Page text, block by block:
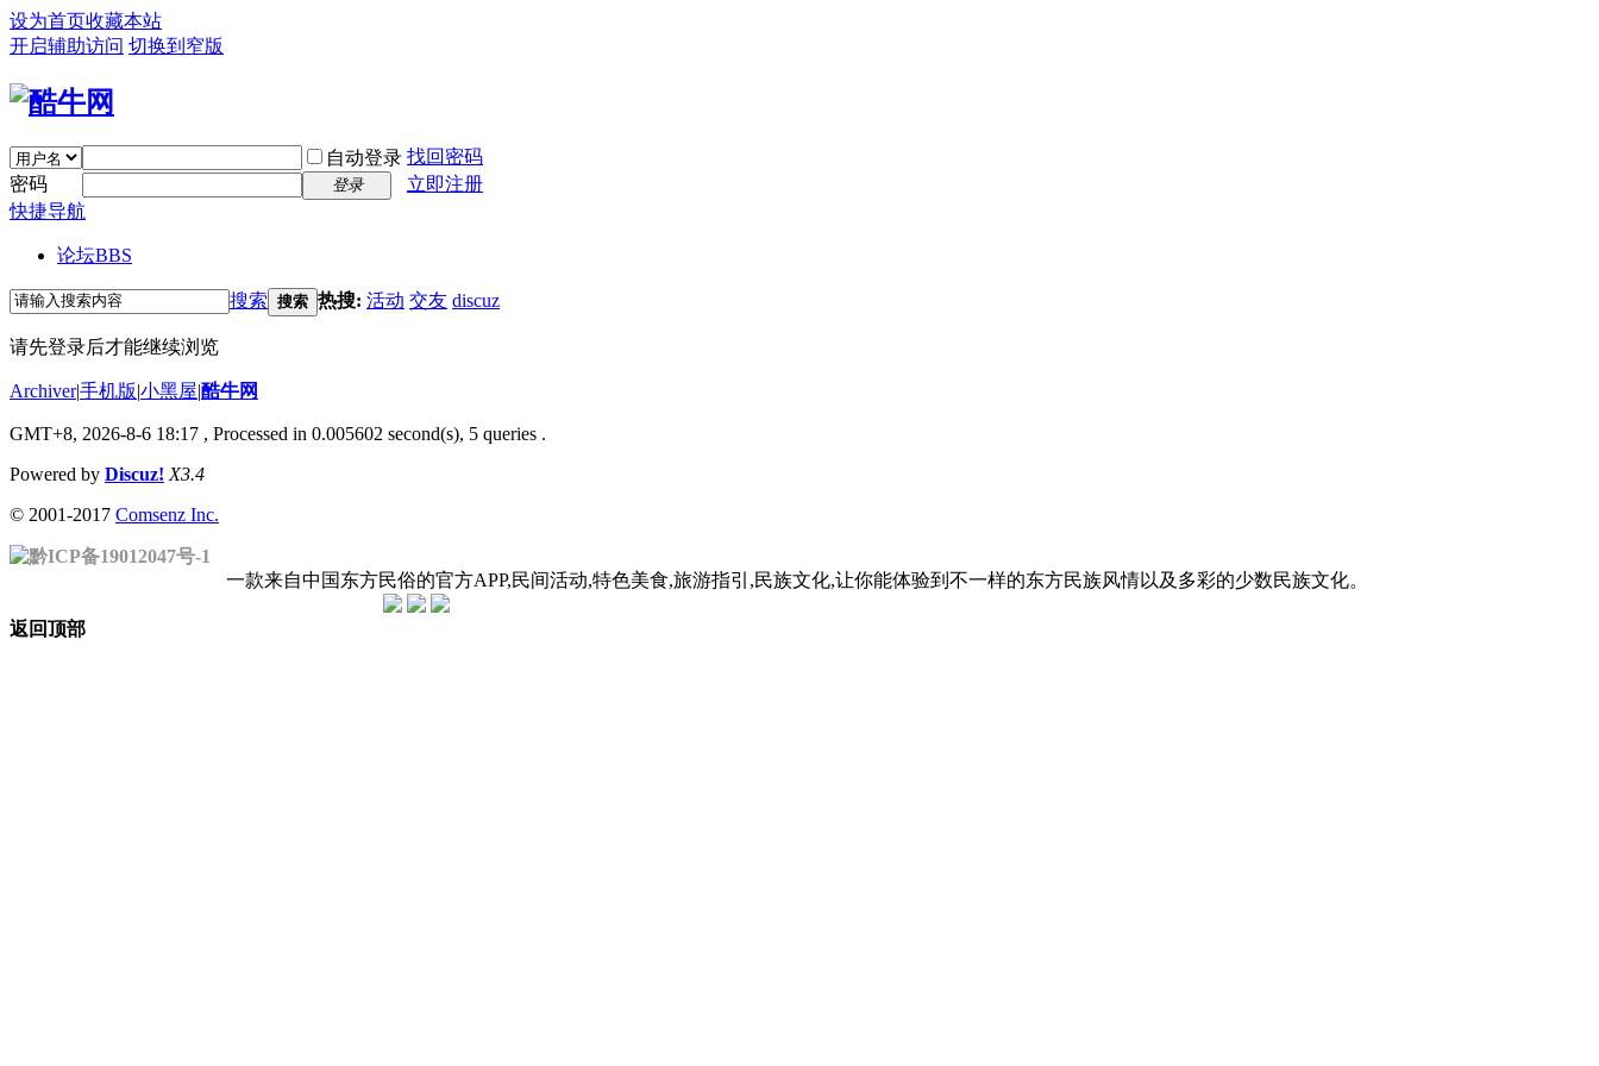
设为首页收藏本站
开启辅助访问 切换到窄版
自动登录 找回密码
密码
登录
立即注册
快捷导航
论坛BBS
搜索 搜索 热搜: 活动 交友 discuz
请先登录后才能继续浏览
Archiver|手机版|小黑屋|酷牛网
GMT+8, 2026-8-6 18:17 , Processed in 0.005602 second(s), 5 queries .
Powered by Discuz! X3.4
© 2001-2017 Comsenz Inc.
黔ICP备19012047号-1
一款来自中国东方民俗的官方APP,民间活动,特色美食,旅游指引,民族文化,让你能体验到不一样的东方民族风情以及多彩的少数民族文化。
返回顶部